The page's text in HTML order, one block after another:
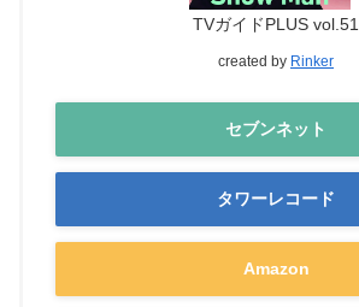
TVガイドPLUS vol.51
created by Rinker
セブンネット
タワーレコード
Amazon